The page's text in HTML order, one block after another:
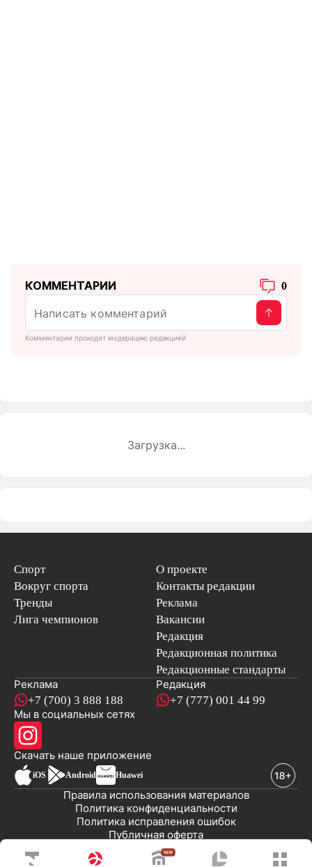
КОММЕНТАРИИ 0
Комментарии проходят модерацию редакцией
Загрузка...
Спорт
Вокруг спорта
Тренды
Лига чемпионов
О проекте
Контакты редакции
Реклама
Вакансии
Редакция
Редакционная политика
Редакционные стандарты
Реклама
+7 (700) 3 888 188
Редакция
+7 (777) 001 44 99
Мы в социальных сетях
Скачать наше приложениеновостей
iOS Android Huawei
Публичная оферта
Политика исправления ошибок
Политика конфиденциальности
Правила использования материалов
© 2008-2026 ТОО «EML»